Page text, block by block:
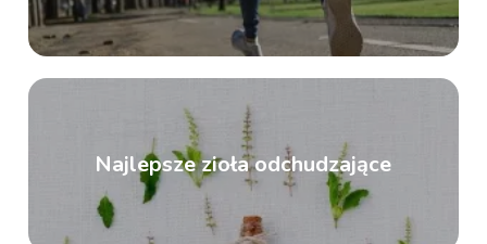
Najlepsze zioła odchudzające